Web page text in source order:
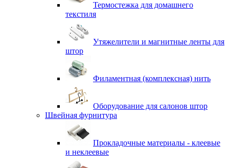
Термостежка для домашнего
текстиля
Утяжелители и магнитные ленты для
штор
Филаментная (комплексная) нить
Оборудование для салонов штор
Швейная фурнитура
Прокладочные материалы - клеевые
и неклеевые